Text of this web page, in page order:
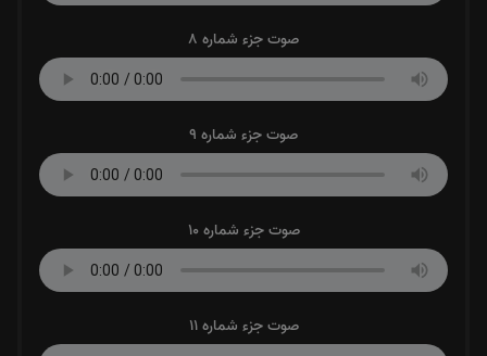
صوت جزء شماره 8
صوت جزء شماره 9
صوت جزء شماره 10
صوت جزء شماره 11